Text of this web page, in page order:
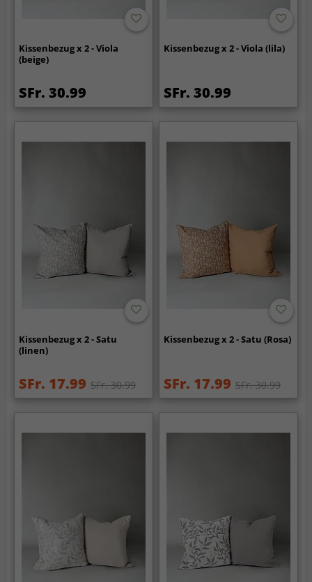
Kissenbezug x 2 - Viola
(beige)
SFr. 30.99
Kissenbezug x 2 - Viola (lila)
SFr. 30.99
Kissenbezug x 2 - Satu
(linen)
SFr. 17.99 SFr. 30.99
Kissenbezug x 2 - Satu (Rosa)
SFr. 17.99 SFr. 30.99